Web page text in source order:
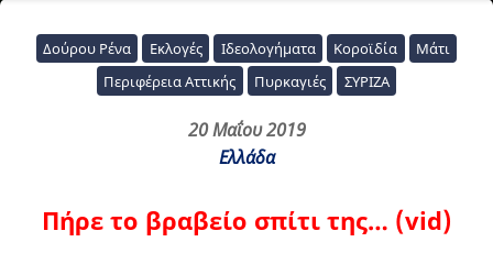
Δούρου Ρένα Εκλογές Ιδεολογήματα Κοροϊδία
Μάτι
Περιφέρεια Αττικής
Πυρκαγιές ΣΥΡΙΖΑ
20 Μαΐου 2019
Ελλάδα
Πήρε το βραβείο σπίτι της… (vid)